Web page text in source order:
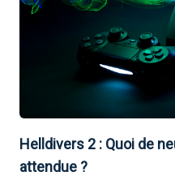
Helldivers 2 : Quoi de
attendue ?